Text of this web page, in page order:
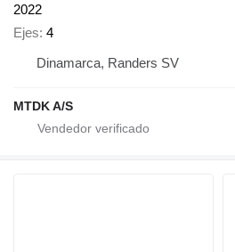
2022
Ejes 4
Dinamarca, Randers SV
MTDK A/S